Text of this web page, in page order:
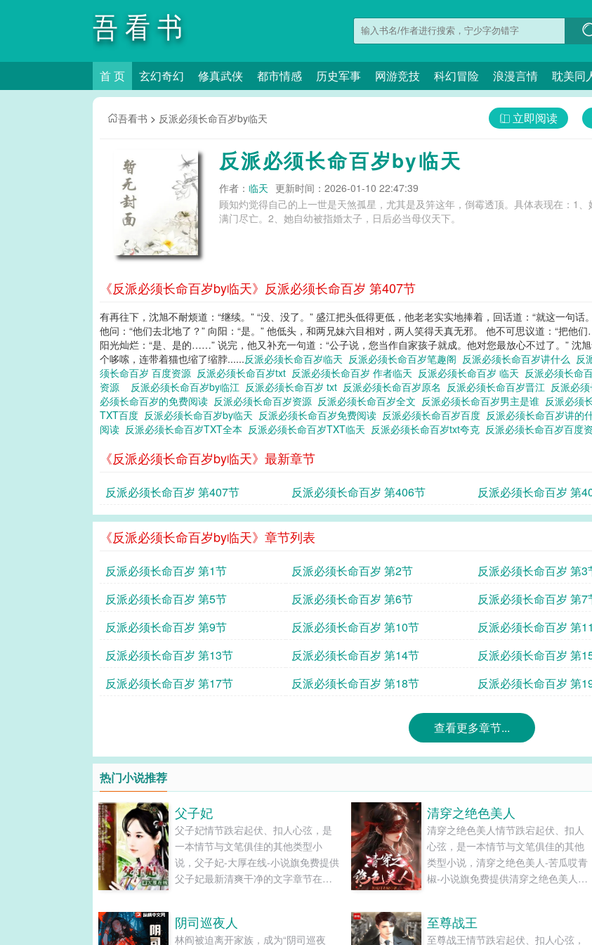
吾看书
首 页 玄幻奇幻 修真武侠 都市情感 历史军事 网游竞技 科幻冒险 浪漫言情 耽美同
吾看书 > 反派必须长命百岁by临天 立即阅读
反派必须长命百岁by临天
作者： 临天 更新时间：2026-01-10 22:47:39
顾知灼觉得自己的上一世是天煞孤星，尤其是及笄这年，倒霉透顶。具体表现在：1
满门尽亡。2、她自幼被指婚太子，日后必当母仪天下。
《反派必须长命百岁by临天》反派必须长命百岁 第407节
有再往下，沈旭不耐烦道：“继续。” “没、没了。” 盛江把头低得更低，他老老实实地捧着，回话道：“就这一句话
他问：“他们去北地了？” 向阳：“是。” 他低头，和两兄妹六目相对，两人笑得天真无邪。 他不可思议道：“把
阳光灿烂：“是、是的……” 说完，他又补充一句道：“公子说，您当作自家孩子就成。他对您最放心不过了。” 沈
个哆嗦，连带着猫也缩了缩脖......反派必须长命百岁临天 反派必须长命百岁笔趣阁 反派必须长命百岁讲什么 反
须长命百岁 百度资源 反派必须长命百岁txt 反派必须长命百岁 作者临天 反派必须长命百岁 临天 反派必须长命
资源
反派必须长命百岁by临江 反派必须长命百岁 txt 反派必须长命百岁原名 反派必须长命百岁晋江 反派必
必须长命百岁的免费阅读 反派必须长命百岁资源 反派必须长命百岁全文 反派必须长命百岁男主是谁 反派必须
TXT百度 反派必须长命百岁by临天 反派必须长命百岁免费阅读 反派必须长命百岁百度 反派必须长命百岁讲的
阅读 反派必须长命百岁TXT全本 反派必须长命百岁TXT临天 反派必须长命百岁txt夸克 反派必须长命百岁百度
《反派必须长命百岁by临天》最新章节
反派必须长命百岁 第407节 反派必须长命百岁 第406节 反派必须长命百岁 第
《反派必须长命百岁by临天》章节列表
反派必须长命百岁 第1节 反派必须长命百岁 第2节 反派必须长命百岁 第3
反派必须长命百岁 第5节
反派必须长命百岁 第6节 反派必须长命百岁 第7
反派必须长命百岁 第9节
反派必须长命百岁 第10节 反派必须长命百岁 第
反派必须长命百岁 第13节
反派必须长命百岁 第14节 反派必须长命百岁 第
反派必须长命百岁 第17节
反派必须长命百岁 第18节 反派必须长命百岁 第
查看更多章节...
热门小说推荐
父子妃
父子妃情节跌宕起伏、扣人心弦，是
一本情节与文笔俱佳的其他类型小
说，父子妃-大厚在线-小说旗免费提供
父子妃最新清爽干净的文字章节在线
清穿之绝色美人
清穿之绝色美人情节跌宕起伏、扣人
心弦，是一本情节与文笔俱佳的其他
类型小说，清穿之绝色美人-苦瓜哎青
椒-小说旗免费提供清穿之绝色美人最
阴司巡夜人
林阎被迫离开家族，成为“阴司巡夜
至尊战王
至尊战王情节跌宕起伏、扣人心弦，